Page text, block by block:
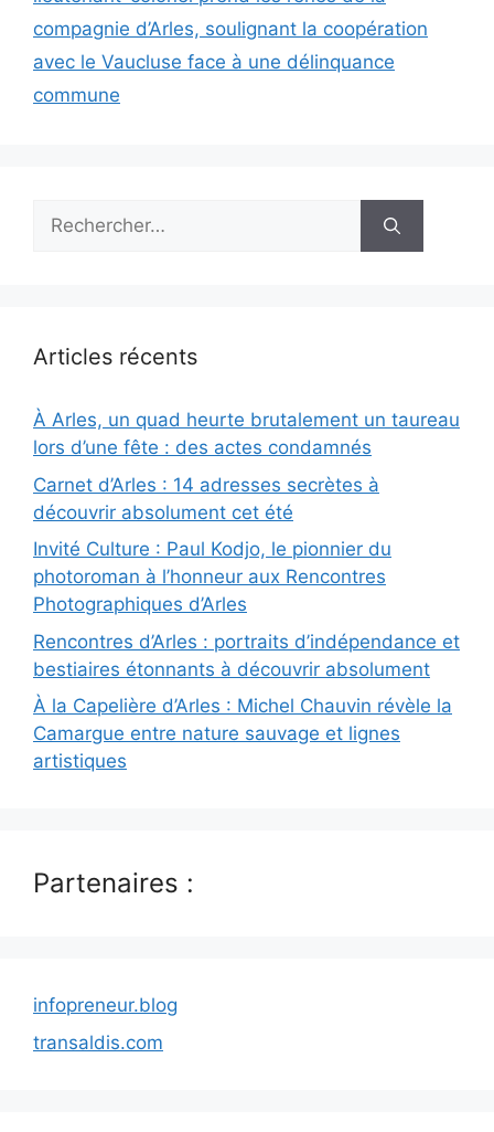
compagnie d’Arles, soulignant la coopération
avec le Vaucluse face à une délinquance
commune
Rechercher :
Articles récents
À Arles, un quad heurte brutalement un taureau
lors d’une fête : des actes condamnés
Carnet d’Arles : 14 adresses secrètes à
découvrir absolument cet été
Invité Culture : Paul Kodjo, le pionnier du
photoroman à l’honneur aux Rencontres
Photographiques d’Arles
Rencontres d’Arles : portraits d’indépendance et
bestiaires étonnants à découvrir absolument
À la Capelière d’Arles : Michel Chauvin révèle la
Camargue entre nature sauvage et lignes
artistiques
Partenaires :
infopreneur.blog
transaldis.com